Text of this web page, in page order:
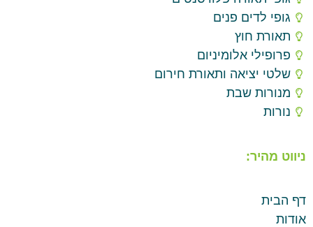
גופי לדים פנים
תאורת חוץ
פרופילי אלומיניום
שלטי יציאה ותאורת חירום
מנורות שבת
נורות
ניווט מהיר:
דף הבית
אודות